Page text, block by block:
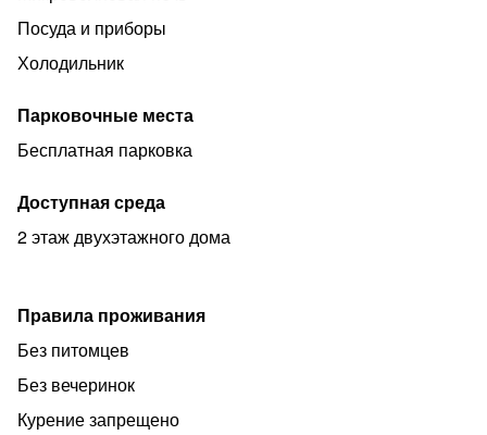
Посуда и приборы
Холодильник
Парковочные места
Бесплатная парковка
Доступная среда
2 этаж двухэтажного дома
Правила проживания
Без питомцев
Без вечеринок
Курение запрещено